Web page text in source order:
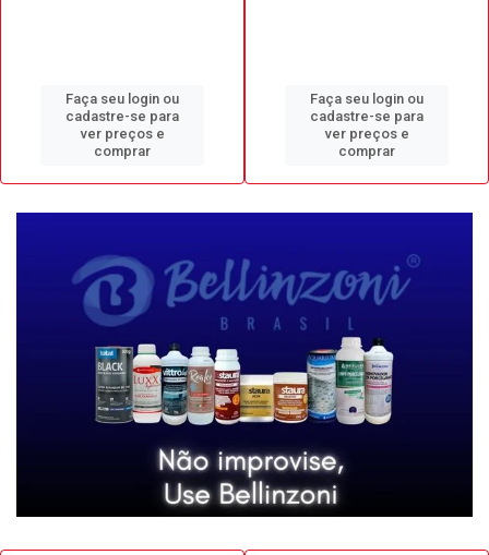
Faça seu login ou
cadastre-se para
ver preços e
comprar
Faça seu login ou
cadastre-se para
ver preços e
comprar